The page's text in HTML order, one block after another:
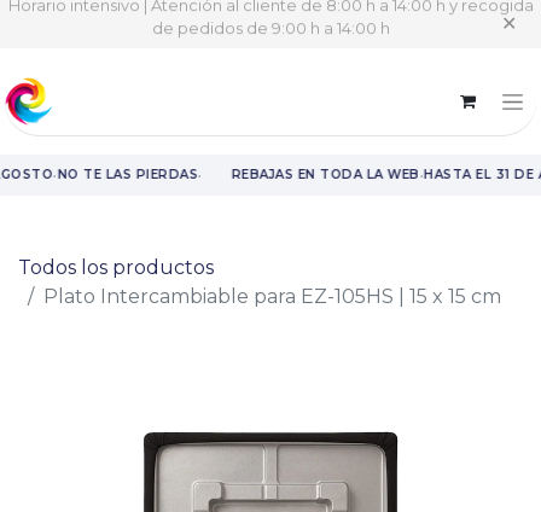
Horario intensivo | Atención al cliente de 8:00 h a 14:00 h y recogida
de pedidos de 9:00 h a 14:00 h
✕
·NO TE LAS PIERDAS· REBAJAS EN TODA LA WEB·HASTA EL 31 DE
Todos los productos
Plato Intercambiable para EZ-105HS | 15 x 15 cm